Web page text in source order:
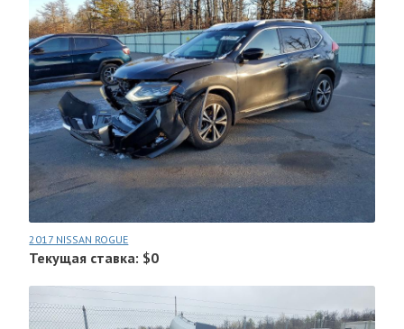
2017 NISSAN ROGUE
Текущая ставка: $0